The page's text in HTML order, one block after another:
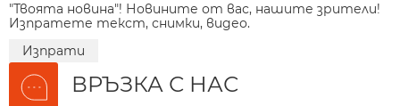
"Твоята новина"! Новините от вас, нашите зрители!
Изпратете текст, снимки, видео.
Изпрати
ВРЪЗКА С НАС